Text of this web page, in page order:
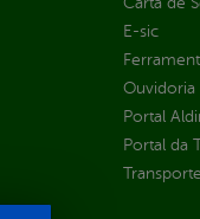
E-sic
Ouvidoria
Portal
Portal da